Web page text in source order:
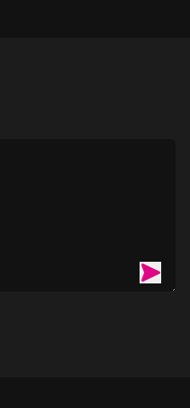
подчеркивая его
и
изысканности?
недостатки фигуры